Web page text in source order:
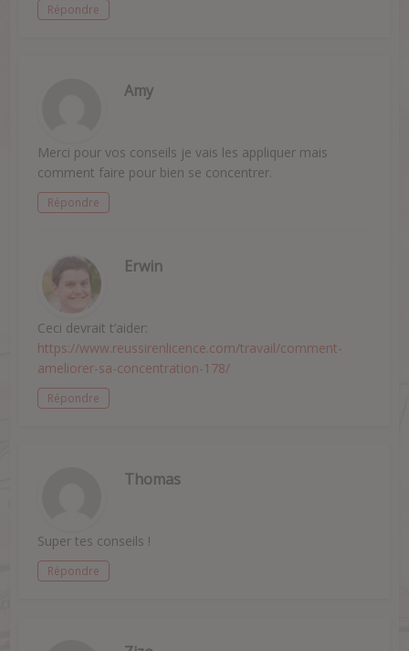
Répondre
Amy
Merci pour vos conseils je vais les appliquer mais
comment faire pour bien se concentrer.
Répondre
Erwin
Ceci devrait t’aider:
https://www.reussirenlicence.com/travail/comment-
ameliorer-sa-concentration-178/
Répondre
Thomas
Super tes conseils !
Répondre